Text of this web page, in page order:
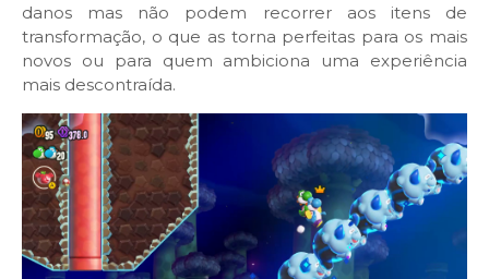
danos mas não podem recorrer aos itens de
transformação, o que as torna perfeitas para os mais
novos ou para quem ambiciona uma experiência
mais descontraída.